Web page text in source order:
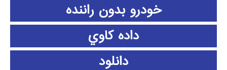
خودرو بدون راننده
داده كاوي
دانلود